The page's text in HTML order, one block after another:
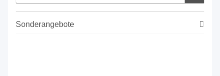
Sonderangebote